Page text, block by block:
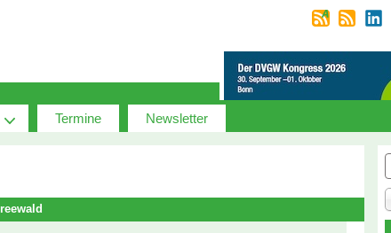
Termine Newsletter